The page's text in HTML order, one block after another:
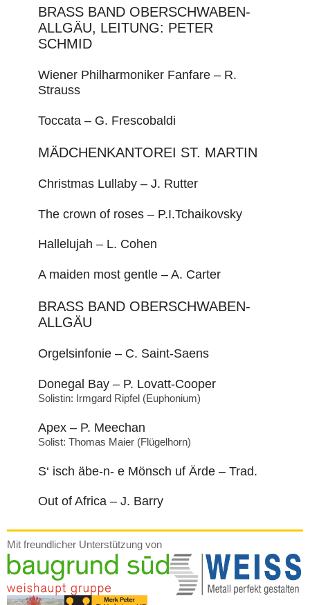
BRASS BAND OBERSCHWABEN-
ALLGÄU, LEITUNG: PETER
SCHMID
Wiener Philharmoniker Fanfare – R.
Strauss
Toccata – G. Frescobaldi
MÄDCHENKANTOREI ST. MARTIN
Christmas Lullaby – J. Rutter
The crown of roses – P.I.Tchaikovsky
Hallelujah – L. Cohen
A maiden most gentle – A. Carter
BRASS BAND OBERSCHWABEN-
ALLGÄU
Orgelsinfonie – C. Saint-Saens
Donegal Bay – P. Lovatt-Cooper
Solistin: Irmgard Ripfel (Euphonium)
Apex – P. Meechan
Solist: Thomas Maier (Flügelhorn)
S‘ isch äbe-n- e Mönsch uf Ärde – Trad.
Out of Africa – J. Barry
Mit freundlicher Unterstützung von